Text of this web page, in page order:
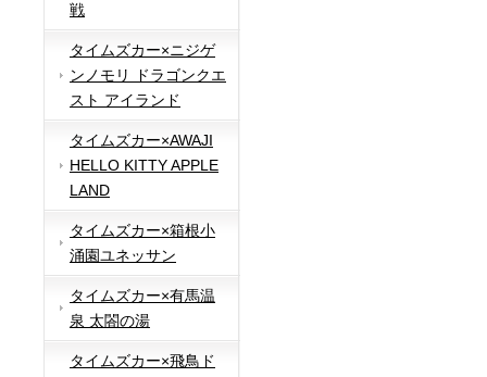
戦
タイムズカー×ニジゲ
ンノモリ ドラゴンクエ
スト アイランド
タイムズカー×AWAJI
HELLO KITTY APPLE
LAND
タイムズカー×箱根小
涌園ユネッサン
タイムズカー×有馬温
泉 太閤の湯
タイムズカー×飛鳥ド